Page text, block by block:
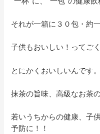
それが一箱に３０包・約
子供もおいしい！ってご
とにかくおいしいんです。
抹茶の旨味、高級なお茶
若いうちからの健康、子
予防に！！